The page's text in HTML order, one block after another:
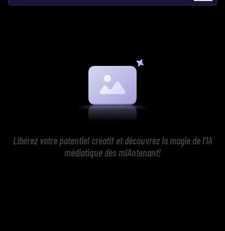
Libérez votre potentiel créatif et découvrez la magie de l'IA
médiatique dès mIAntenant!